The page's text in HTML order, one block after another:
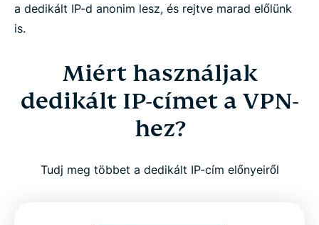
GYIK: A dedikált VPN IP-címekről
Próbáld ki az ExpressVPN-t a dedikált IP-címmel
együtt, kockázat nélkül
Miért éri meg a dedikált IP-cím az ExpressVPN-
a dedikált IP-d anonim lesz, és rejtve marad előlünk
is.
Miért használjak
dedikált IP-címet a VPN-
hez?
Tudj meg többet a dedikált IP-cím előnyeiről